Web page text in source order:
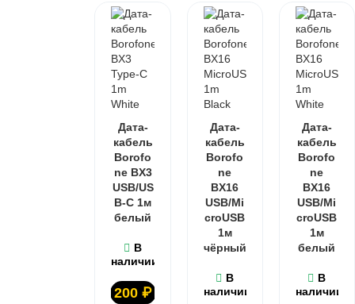
Дата-
кабель
Borofo
ne BX3
USB/US
B-C 1м
белый
В
наличии
200 ₽
Дата-
кабель
Borofo
ne
BX16
USB/Mi
croUSB
1м
чёрный
В
наличии
Дата-
кабель
Borofo
ne
BX16
USB/Mi
croUSB
1м
белый
В
наличии